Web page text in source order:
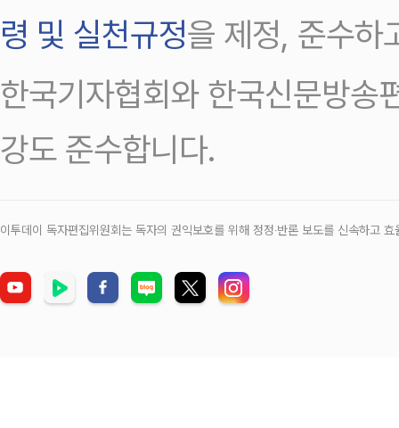
령 및 실천규정을 제정, 준수하
한국기자협회와 한국신문방송
강도 준수합니다.
이투데이 독자편집위원회는 독자의 권익보호를 위해 정정‧반론 보도를 신속하고